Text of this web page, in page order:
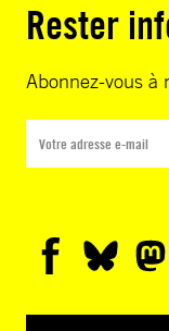
Rester
Abonnez-vous à